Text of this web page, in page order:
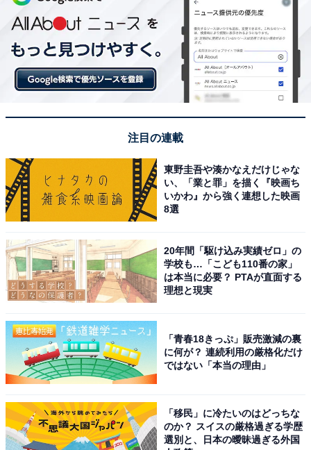
注目の連載
東野圭吾や湊かなえだけじゃな
い、「業と罪」を描く『映画ち
いかわ』から強く連想した映画
8選
20年間「駆け込み実績ゼロ」の
学校も…「こども110番の家」
は本当に必要？ PTAが直面する
理想と現実
「青春18きっぷ」販売激減の裏
に何が？ 連続利用の厳格化だけ
ではない「本当の理由」
「移民」に冷たいのはどっちな
のか？ スイスの厳格過ぎる学歴
選別と、日本の曖昧過ぎる外国